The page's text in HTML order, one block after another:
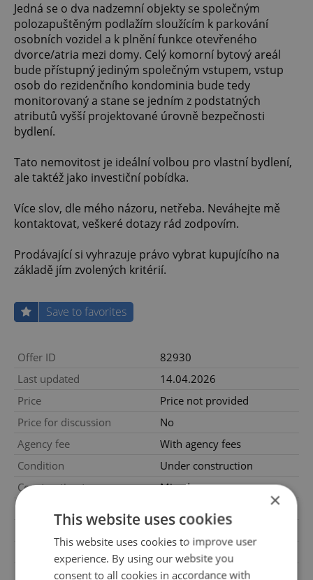
Jedná se o dva nadzemní objekty se společným
polozapuštěným podlažím sloužícím k parkování
osobních vozidel a k plnění funkce otevřeného
dvorce/atria mezi domy. Celý komorní bytový areál
bude přístupný jediným společným vstupem, vstup
osob do rezidenčního kondominia bude tedy
monitorovaný a stane se jedním z podstatných
atributů vyšší projektované úrovně bezpečnosti
bydlení.
Tato nemovitost je ideální volbou pro vlastní bydlení,
ale taktéž jako investiční pobídka.
Více slov, dle mého názoru, netřeba. Neváhejte mě
kontaktovat, veškeré dotazy rád zodpovím.
Prodávající si vyhrazuje právo vybrat kupujícího na
základě jím zvolených kritérií.
Save to favorites
Offer ID
82930
Last updated
14.04.2026
Price
Price not provided
Price for discussion
No
Agency fee
With agency fees
Condition
Under construction
Construction type
Mixed
Number of floors
Usable area
66m 2
×
This website uses cookies
This website uses cookies to improve user
experience. By using our website you
consent to all cookies in accordance with